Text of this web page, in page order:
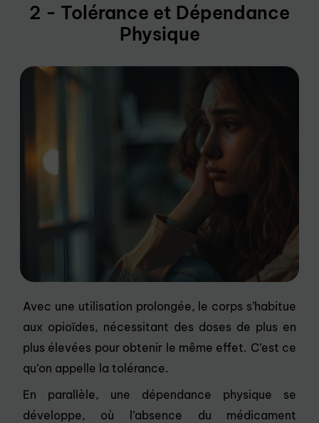
2 - Tolérance et Dépendance
Physique
Avec une utilisation prolongée, le corps s’habitue
aux opioïdes, nécessitant des doses de plus en
plus élevées pour obtenir le même effet. C’est ce
qu’on appelle la tolérance.
En parallèle, une dépendance physique se
développe, où l’absence du médicament